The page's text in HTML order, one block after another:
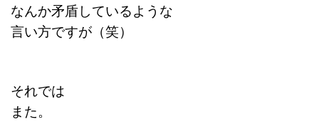
なんか矛盾しているような
言い方ですが（笑）
それでは
また。